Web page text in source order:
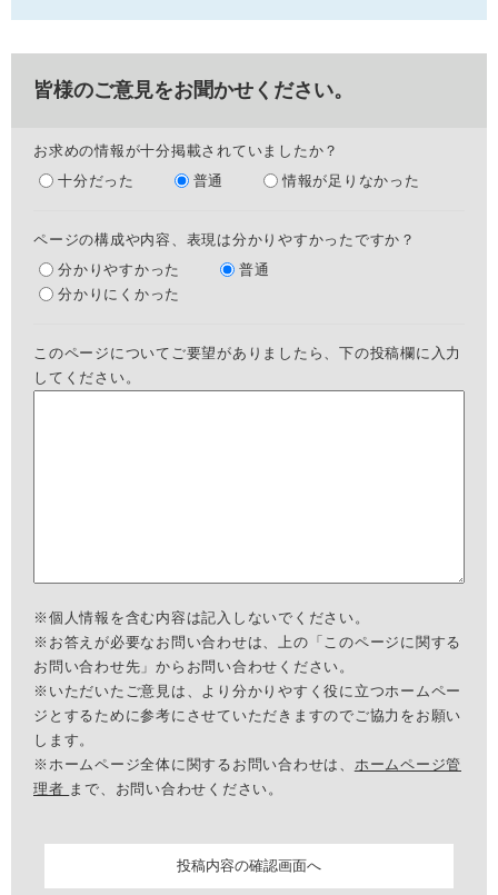
皆様のご意見をお聞かせください。
お求めの情報が十分掲載されていましたか？
十分だった
普通 情報が足りなかった
ページの構成や内容、表現は分かりやすかったですか？
分かりやすかった
普通
分かりにくかった
このページについてご要望がありましたら、下の投稿欄に入力
してください。
※個人情報を含む内容は記入しないでください。
※お答えが必要なお問い合わせは、上の「このページに関する
お問い合わせ先」からお問い合わせください。
※いただいたご意見は、より分かりやすく役に立つホームペー
ジとするために参考にさせていただきますのでご協力をお願い
します。
※ホームページ全体に関するお問い合わせは、 ホームページ管
理者 まで、お問い合わせください。